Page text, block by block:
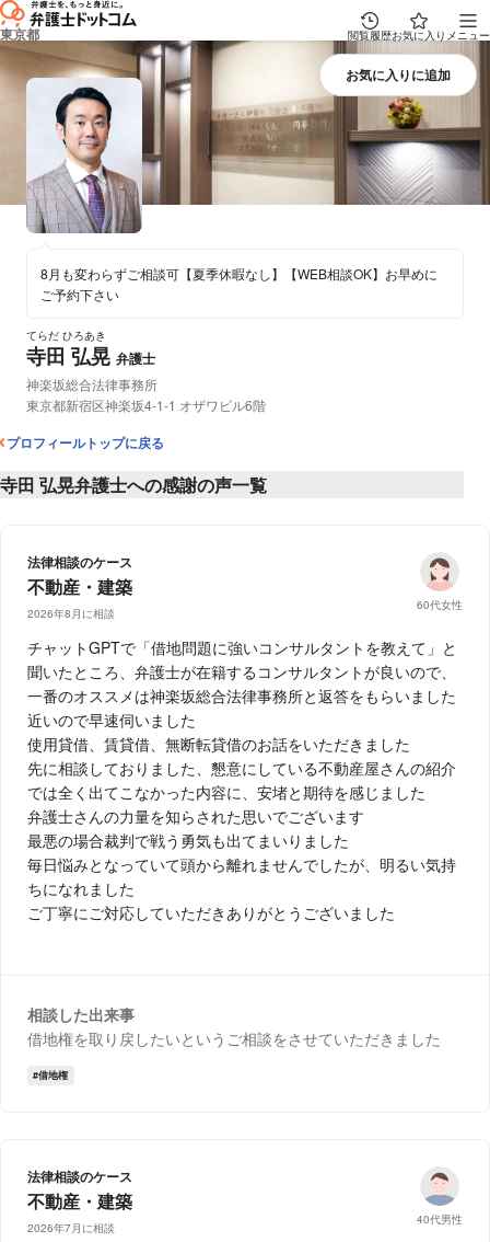
東京都 閲覧履歴お気に入り メニュー
てらだ ひろあき
寺田 弘晃 弁護士
所属事務所：
神楽坂総合法律事務所
所在地：
東京都新宿区神楽坂4-1-1 オザワビル6階
8月も変わらずご相談可【夏季休暇なし】【WEB相談OK】お早めに
ご予約下さい
プロフィールトップに戻る
寺田 弘晃弁護士への感謝の声一覧
法律相談のケース
不動産・建築
2026年8月に相談
60代女性
チャットGPTで「借地問題に強いコンサルタントを教えて」と
聞いたところ、弁護士が在籍するコンサルタントが良いので、
一番のオススメは神楽坂総合法律事務所と返答をもらいました
近いので早速伺いました
使用貸借、賃貸借、無断転貸借のお話をいただきました
先に相談しておりました、懇意にしている不動産屋さんの紹介
では全く出てこなかった内容に、安堵と期待を感じました
弁護士さんの力量を知らされた思いでございます
最悪の場合裁判で戦う勇気も出てまいりました
毎日悩みとなっていて頭から離れませんでしたが、明るい気持
ちになれました
ご丁寧にご対応していただきありがとうございました
相談した出来事
借地権を取り戻したいというご相談をさせていただきました
借地権
法律相談のケース
不動産・建築
2026年7月に相談
40代男性